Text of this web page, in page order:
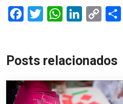
FacebookTwitterWhatsAppLinkedIn
Copy
Posts relacionados